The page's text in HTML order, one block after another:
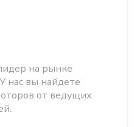
на рынке
нас вы найдете
от ведущих